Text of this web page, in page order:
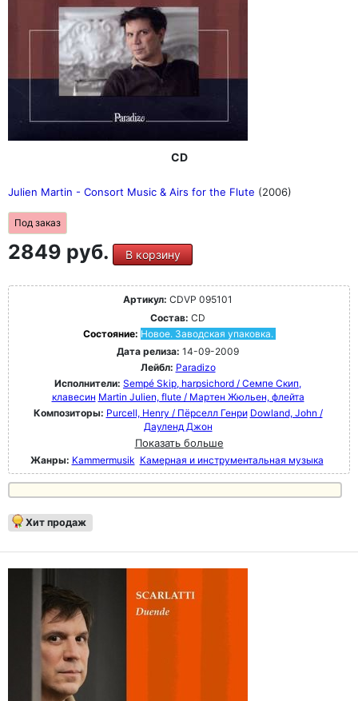
CD
Julien Martin - Consort Music & Airs for the Flute (2006)
Под заказ
2849 руб. В корзину
Артикул: CDVP 095101
Состав: CD
Состояние: Новое. Заводская упаковка.
Дата релиза: 14-09-2009
Лейбл: Paradizo
Исполнители: Sempé Skip, harpsichord / Семпе Скип,
клавесин Martin Julien, flute / Мартен Жюльен, флейта
Композиторы: Purcell, Henry / Пёрселл Генри Dowland, John /
Дауленд Джон
Показать больше
Жанры: Kammermusik Камерная и инструментальная музыка
Хит продаж